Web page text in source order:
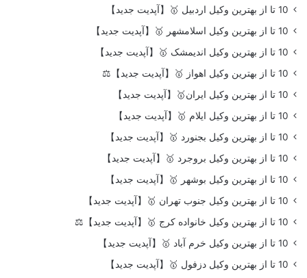
10 تا از بهترین وکیل اردبیل 🥇【آپدیت جدید】
10 تا از بهترین وکیل اسلامشهر 🥇【آپدیت جدید】
10 تا از بهترین وکیل اندیمشک 🥇【آپدیت جدید】
10 تا از بهترین وکیل اهواز 🥇【آپدیت جدید】⚖️
10 تا از بهترین وکیل ایران🥇【آپدیت جدید】
10 تا از بهترین وکیل ایلام 🥇【آپدیت جدید】
10 تا از بهترین وکیل بجنورد 🥇【آپدیت جدید】
10 تا از بهترین وکیل بروجرد 🥇【آپدیت جدید】
10 تا از بهترین وکیل بوشهر 🥇【آپدیت جدید】
10 تا از بهترین وکیل جنوب تهران 🥇【آپدیت جدید】
10 تا از بهترین وکیل خانواده کرج 🥇【آپدیت جدید】⚖️
10 تا از بهترین وکیل خرم آباد 🥇【آپدیت جدید】
10 تا از بهترین وکیل دزفول 🥇【آپدیت جدید】